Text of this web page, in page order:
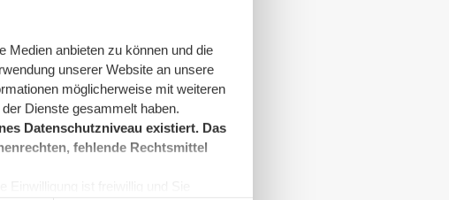
Medien anbieten zu können und die
unserer Website an unsere
möglicherweise mit weiteren
Dienste gesammelt haben.
Datenschutzniveau existiert. Das
fehlende Rechtsmittel
.